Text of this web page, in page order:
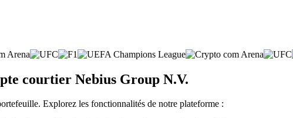
courtier Nebius Group N.V.
Explorez les fonctionnalités de notre plateforme :